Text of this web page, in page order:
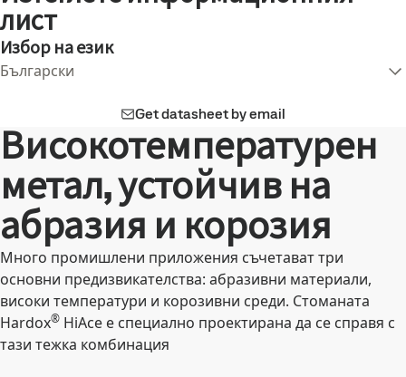
лист
Избор на език
Български
Get datasheet by email
Високотемпературен
метал, устойчив на
абразия и корозия
Много промишлени приложения съчетават три
основни предизвикателства: абразивни материали,
високи температури и корозивни среди. Стоманата
Hardox® HiAce е специално проектирана да се справя с
тази тежка комбинация